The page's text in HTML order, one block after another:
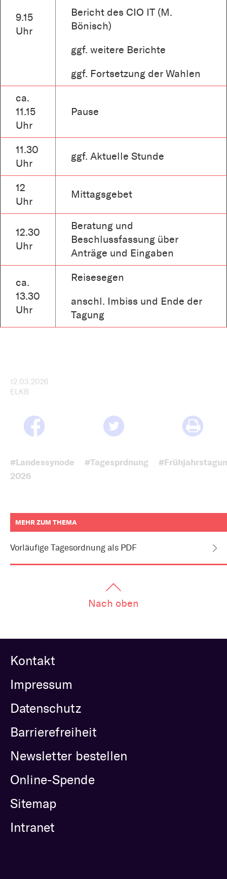
9.15
Uhr
Bericht des CIO IT (M.
Bönisch)
ggf. weitere Berichte
ggf. Fortsetzung der Wahlen
ca.
11.15
Uhr
Pause
11.30
Uhr
ggf. Aktuelle Stunde
12
Uhr
Mittagsgebet
12.30
Uhr
Beratung und
Beschlussfassung über
Anträge und Eingaben
ca.
13.30
Uhr
Reisesegen
anschl. Imbiss und Ende der
Tagung
12.03.2026
ELKB
#Landessynode #Tagesprdnung
2026
MEHR ZUM THEMA
zum
als
Vorläufige Tagesordnung als PDF
Nach oben
Kontakt
Impressum
Datenschutz
Barrierefreiheit
Newsletter bestellen
Online-Spende
Sitemap
Intranet